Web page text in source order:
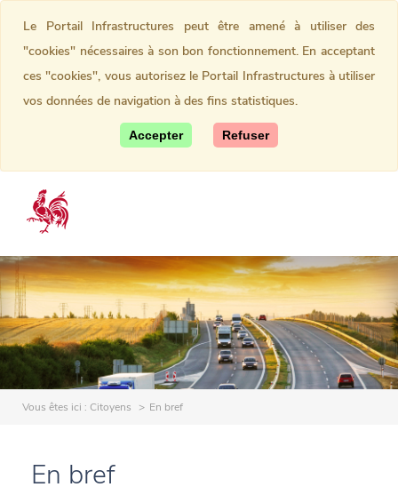
Vous êtes ici : Citoyens En bref
En bref
Le Portail Infrastructures peut être amené à utiliser des
"cookies" nécessaires à son bon fonctionnement. En acceptant
ces "cookies", vous autorisez le Portail Infrastructures à utiliser
vos données de navigation à des fins statistiques.
Accepter Refuser